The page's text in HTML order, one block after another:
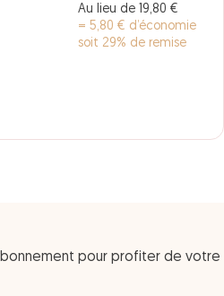
Au lieu de 19,80 €
= 5,80 € d’économie
soit 29% de remise
pour profiter de votre